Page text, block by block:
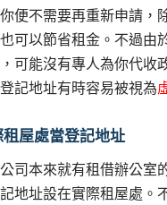
便不需要再重新申請，
可以節省租金。不過由
可能沒有專人為你代收
記地址有時容易被視為
屋處當登記地址
司本來就有租借辦公室
地址設在實際租屋處。